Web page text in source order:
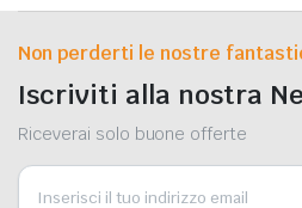
Non perderti le nostre
Iscriviti alla nostra
Riceverai solo buone offerte